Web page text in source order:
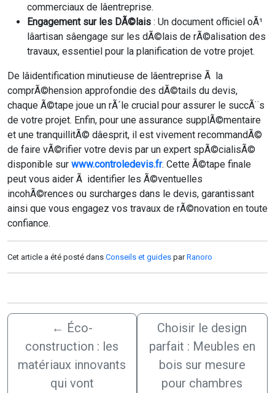
commerciaux de lâentreprise.
Engagement sur les DÃ©lais : Un document officiel oÃ¹
lâartisan sâengage sur les dÃ©lais de rÃ©alisation des
travaux, essentiel pour la planification de votre projet.
De lâidentification minutieuse de lâentreprise Ã la
comprÃ©hension approfondie des dÃ©tails du devis,
chaque Ã©tape joue un rÃ´le crucial pour assurer le succÃ¨s
de votre projet. Enfin, pour une assurance supplÃ©mentaire
et une tranquillitÃ© dâesprit, il est vivement recommandÃ©
de faire vÃ©rifier votre devis par un expert spÃ©cialisÃ©
disponible sur www.controledevis.fr. Cette Ã©tape finale
peut vous aider Ã identifier les Ã©ventuelles
incohÃ©rences ou surcharges dans le devis, garantissant
ainsi que vous engagez vos travaux de rÃ©novation en toute
confiance.
Cet article a été posté dans Conseils et guides parRanoro
← Éco-
construction : les
matériaux innovants
qui vont
Choisir le design
parfait : Meubles en
bois sur mesure
pour chambres